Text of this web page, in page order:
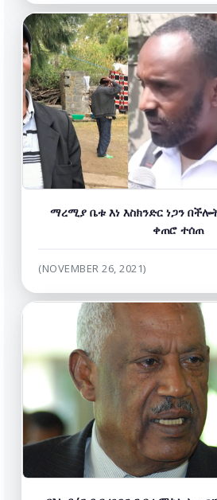
ማረሚያ ቤቱ እነ እስክንድር ነጋን
ቀጠሮ ተሰጠ
(NOVEMBER 26, 2021)